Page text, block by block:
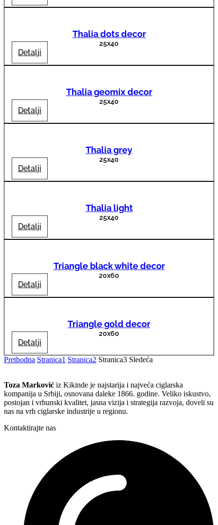
Thalia dots decor
25x40
Detalji
Thalia geomix decor
25x40
Detalji
Thalia grey
25x40
Detalji
Thalia light
25x40
Detalji
Triangle black white decor
20x60
Detalji
Triangle gold decor
20x60
Detalji
Prethodna Stranica1 Stranica2 Stranica3 Sledeća
Toza Marković iz Kikinde je najstarija i najveća ciglarska
kompanija u Srbiji, osnovana daleke 1866. godine. Veliko iskustvo,
postojan i vrhunski kvalitet, jasna vizija i strategija razvoja, doveli su
nas na vrh ciglarske industrije u regionu.
Kontaktirajte nas